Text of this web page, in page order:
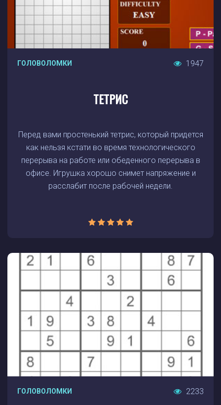
ГОЛОВОЛОМКИ 1947
ТЕТРИС
Перед вами простенький тетрис, который придется
как нельзя кстати во время технологического
перерыва на работе или обеденного перерыва в
офисе. Игрушка хорошо снимет напряжение и
расслабит после рабочей недели.
ГОЛОВОЛОМКИ 2233